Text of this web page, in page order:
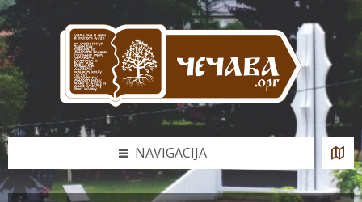
Skip
to
content
Skip
to
left
sidebar
Skip
to
footer
NAVIGACIJA